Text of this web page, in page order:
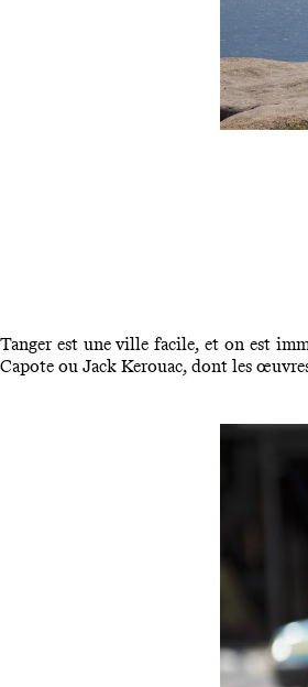
Tanger est une ville facile, et on est
Capote ou Jack Kerouac, dont les